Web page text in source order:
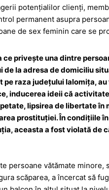
potențialilor clienți,
permanent asupra
de sex feminin care se
ce privește una dintre
de la adresa de domiciliu
pe raza județului Ialomița,
inducerea ideii că
lipsirea de libertate în
prostituției. În condițiile
aceasta a fost violată de
persoane vătămate
scăparea, a încercat să